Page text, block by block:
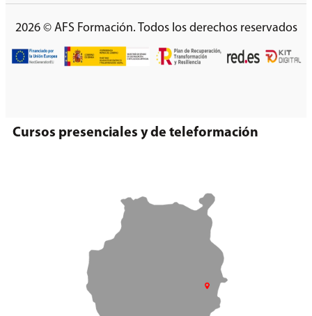
2026 © AFS Formación. Todos los derechos reservados
Cursos presenciales y de teleformación